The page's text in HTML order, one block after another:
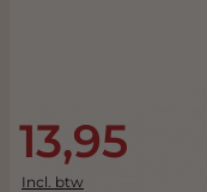
13,95
Incl. btw